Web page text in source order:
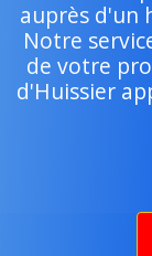
auprès d'un
Notre
de votre
d'Huissier